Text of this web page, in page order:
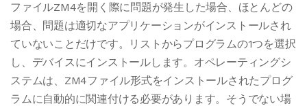
ファイルZM4を開く際に問題が発生した場合、ほとんどの
場合、問題は適切なアプリケーションがインストールされ
ていないことだけです。リストからプログラムの1つを選択
し、デバイスにインストールします。オペレーティングシ
ステムは、ZM4ファイル形式をインストールされたプログ
ラムに自動的に関連付ける必要があります。そうでない場